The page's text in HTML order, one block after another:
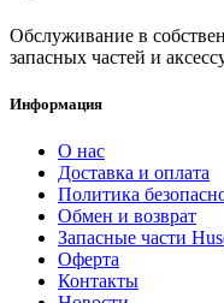
Обслуживание в
запасных частей и
Информация
О нас
Доставка и оплата
Политика
Обмен и возврат
Запасные части
Оферта
Контакты